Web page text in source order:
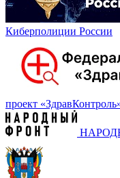
Киберполиции России
проект